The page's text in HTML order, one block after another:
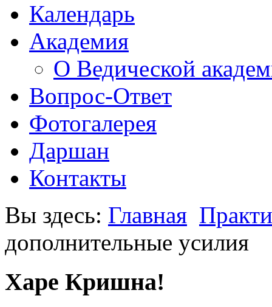
Календарь
Академия
О Ведической
Вопрос-Ответ
Фотогалерея
Даршан
Контакты
Вы здесь: Главная
дополнительные усилия
Харе Кришна!